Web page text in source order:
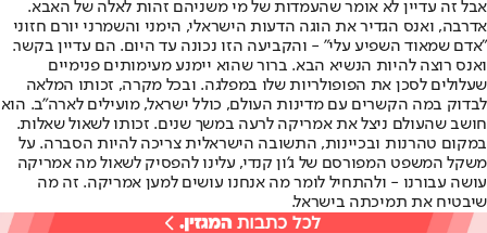
אבל זה עדיין לא אומר שהעמדות של מי משניהם זהות לאלה של האבא.
אדרבה, ואנס הגדיר את הוגה הדעות הישראלי, הימני והשמרני יורם חזוני
"אדם שמאוד השפיע עלי" - והקביעה הזו נכונה עד היום. הם עדיין בקשר.
ואנס רוצה להיות הנשיא הבא. ברור שהוא יימנע מעימותים פנימיים
שעלולים לסכן את הפופולריות שלו במפלגה. ובכל מקרה, זכותו המלאה
לבדוק במה הקשרים עם מדינות העולם, כולל ישראל, מועילים לארה"ב. הוא
חושב שהעולם ניצל את אמריקה לרעה במשך שנים. זכותו לשאול שאלות.
במקום טהרנות ובכיינות, התשובה הישראלית צריכה להיות הסברה. על
משקל המשפט המפורסם של ג'ון קנדי, עלינו להפסיק לשאול מה אמריקה
עושה עבורנו - ולהתחיל לומר מה אנחנו עושים למען אמריקה. זה מה
שיבטיח את תמיכתה בישראל.